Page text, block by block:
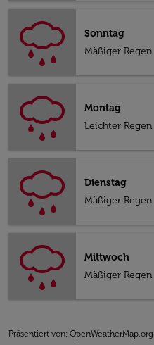
Sonntag
Mäßiger Regen
Montag
Leichter Regen
Dienstag
Mäßiger Regen
Mittwoch
Mäßiger Regen
Präsentiert von: OpenWeatherMap.org